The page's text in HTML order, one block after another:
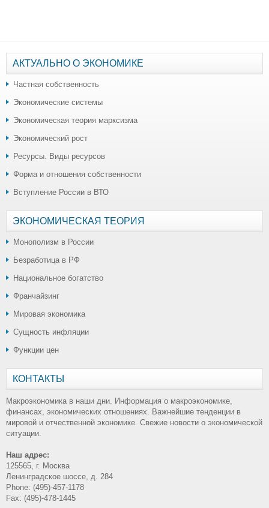
АКТУАЛЬНО О ЭКОНОМИКЕ
Частная собственность
Экономические системы
Экономическая теория марксизма
Экономический рост
Ресурсы. Виды ресурсов
Форма и отношения собственности
Вступление России в ВТО
ЭКОНОМИЧЕСКАЯ ТЕОРИЯ
Монополизм в России
Безработица в РФ
Национальное богатство
Франчайзинг
Мировая экономика
Сущность инфляции
Функции цен
КОНТАКТЫ
Макроэкономика в наши дни. Информация о макроэкономике,
финансах, экономических отношениях. Важнейшие тенденции в
мировой и отчественной экономике. Свежие новости о экономической
ситуации.
Наш адрес:
125565, г. Москва
Ленинградское шоссе, д. 284
Phone: (495)-457-1178
Fax: (495)-478-1445